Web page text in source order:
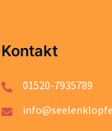
Kontakt
01520-7935789